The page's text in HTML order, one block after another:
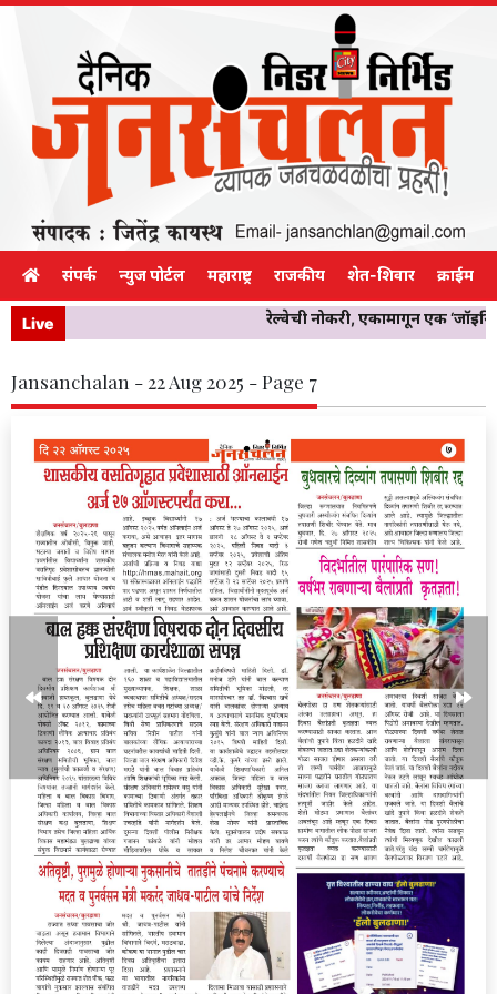
संपर्क न्युज पोर्टल महाराष्ट्र राजकीय शेत-शिवार क्राईम
Live रेल्वेची नोकरी, एकामागून एक
Jansanchalan - 22 Aug 2025 - Page 7